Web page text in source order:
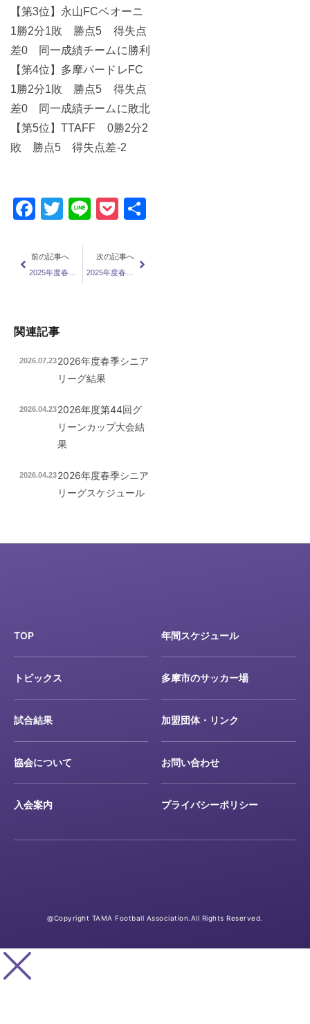
【第3位】永山FCベオーニ
1勝2分1敗 勝点5 得失点
差0 同一成績チームに勝利
【第4位】多摩パードレFC
1勝2分1敗 勝点5 得失点
差0 同一成績チームに敗北
【第5位】TTAFF 0勝2分2
敗 勝点5 得失点差-2
Facebook
Twitter
LinePocket
前の記事へ 次の記事へ
関連記事
2026年度春季シニア
リーグ結果
2026.07.23
2026年度第44回グ
リーンカップ大会結
果
2026.04.23
2026年度春季シニア
リーグスケジュール
2026.04.23
TOP
トピックス
試合結果
協会について
入会案内
年間スケジュール
多摩市のサッカー場
加盟団体・リンク
お問い合わせ
プライバシーポリシー
@Copyright TAMA Football Association.All Rights Reserved.